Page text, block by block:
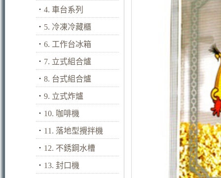
． 4. 車台系列
． 5. 冷凍冷藏櫃
． 6. 工作台冰箱
． 7. 立式組合爐
． 8. 台式組合爐
． 9. 立式炸爐
． 10. 咖啡機
． 11. 落地型攪拌機
． 12. 不銹鋼水槽
． 13. 封口機